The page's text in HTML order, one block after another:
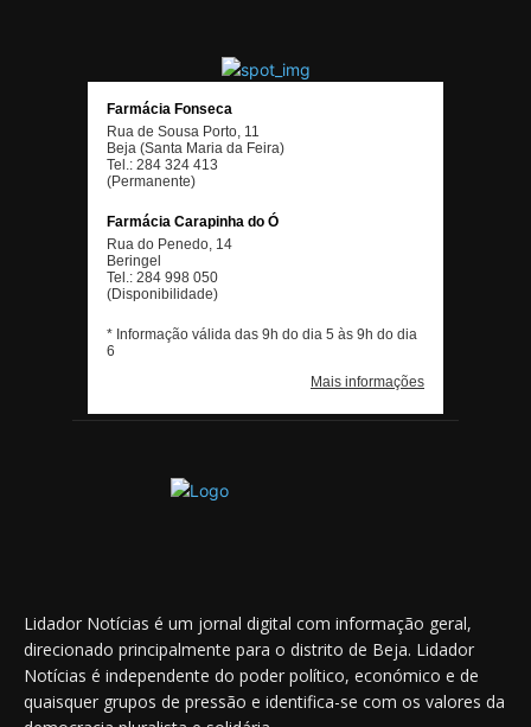
Lidador Notícias é um jornal digital com informação geral,
direcionado principalmente para o distrito de Beja. Lidador
Notícias é independente do poder político, económico e de
quaisquer grupos de pressão e identifica-se com os valores da